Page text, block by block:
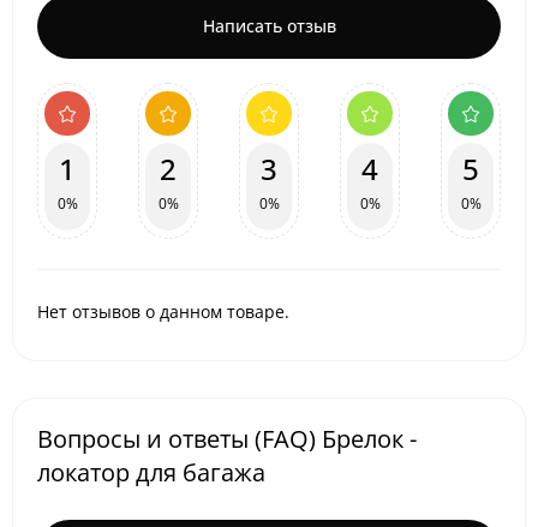
Написать отзыв
1
0%
2
0%
3
0%
4
0%
5
0%
Нет отзывов о данном товаре.
Вопросы и ответы (FAQ) Брелок -
локатор для багажа